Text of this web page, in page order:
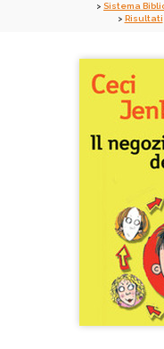
Sistema
Risultati